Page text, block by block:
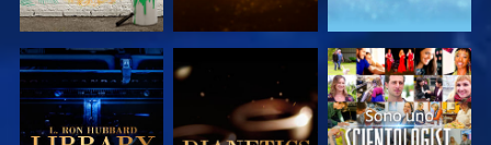
ESPLORA LE
SERIE
ESPLORA LE
SERIE
GUARDA